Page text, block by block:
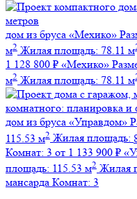
дом из бруса «Мехико»
м2 Жилая площадь: 78.11 м
1 128 800 ₽ «Мехико»
м2 Жилая площадь: 78.11 м
дом из бруса «Управдом»
115.53 м2 Жилая площадь:
Комнат: 3 от 1 133 900 ₽
площадь: 115.53 м2 Жилая
мансарда Комнат: 3